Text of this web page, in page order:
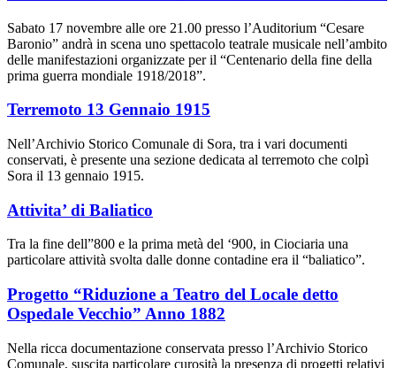
Sabato 17 novembre alle ore 21.00 presso l’Auditorium “Cesare
Baronio” andrà in scena uno spettacolo teatrale musicale nell’ambito
delle manifestazioni organizzate per il “Centenario della fine della
prima guerra mondiale 1918/2018”.
Terremoto 13 Gennaio 1915
Nell’Archivio Storico Comunale di Sora, tra i vari documenti
conservati, è presente una sezione dedicata al terremoto che colpì
Sora il 13 gennaio 1915.
Attivita’ di Baliatico
Tra la fine dell”800 e la prima metà del ‘900, in Ciociaria una
particolare attività svolta dalle donne contadine era il “baliatico”.
Progetto “Riduzione a Teatro del Locale detto
Ospedale Vecchio” Anno 1882
Nella ricca documentazione conservata presso l’Archivio Storico
Comunale, suscita particolare curosità la presenza di progetti relativi